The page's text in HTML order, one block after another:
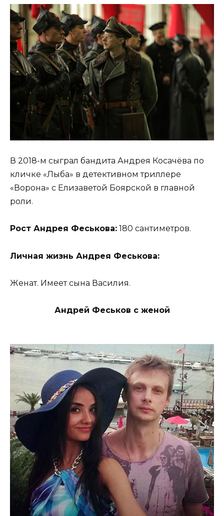
В 2018-м сыграл бандита Андрея Косачёва по
кличке «Лыба» в детективном триллере
«Ворона» с Елизаветой Боярской в главной
роли.
Рост Андрея Феськова: 180 сантиметров.
Личная жизнь Андрея Феськова:
Женат. Имеет сына Василия.
Андрей Феськов с женой